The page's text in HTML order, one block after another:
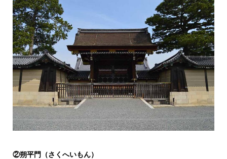
②朔平門（さくへいもん）